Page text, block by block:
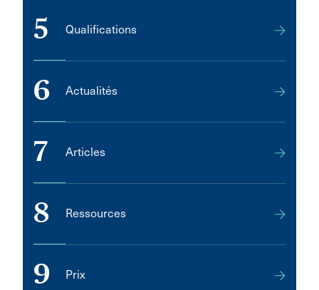
5 Qualifications
6 Actualités
7 Articles
8 Ressources
9 Prix